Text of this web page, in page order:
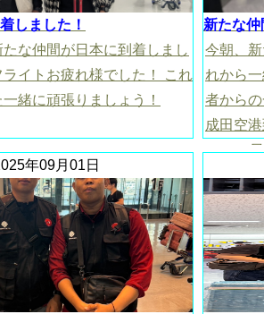
しました！
な仲間が日本に到着しまし
イトお疲れ様でした！ これ
緒に頑張りましょう！
新たな仲
今朝、
れから
者から
成田空
年09月01日